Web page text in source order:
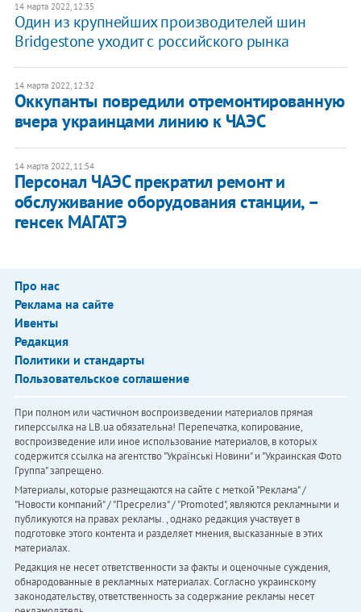
14 марта 2022, 12:35
Один из крупнейших производителей шин
Bridgestone уходит с российского рынка
14 марта 2022, 12:32
Оккупанты повредили отремонтированную
вчера украинцами линию к ЧАЭС
14 марта 2022, 11:54
Персонал ЧАЭС прекратил ремонт и
обслуживание оборудования станции, –
генсек МАГАТЭ
Про нас
Реклама на сайте
Ивенты
Редакция
Политики и стандарты
Пользовательское соглашение
При полном или частичном воспроизведении материалов прямая
гиперссылка на LB.ua обязательна! Перепечатка, копирование,
воспроизведение или иное использование материалов, в которых
содержится ссылка на агентство "Українськi Новини" и "Украинская Фото
Группа" запрещено.
Материалы, которые размещаются на сайте с меткой "Реклама" /
"Новости компаний" / "Пресрелиз" / "Promoted", являются рекламными и
публикуются на правах рекламы. , однако редакция участвует в
подготовке этого контента и разделяет мнения, высказанные в этих
материалах.
Редакция не несет ответственности за факты и оценочные суждения,
обнародованные в рекламных материалах. Согласно украинскому
законодательству, ответственность за содержание рекламы несет